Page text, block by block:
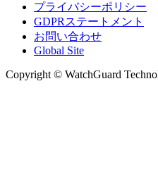
プライバシーポリシー
GDPRステートメント
お問い合わせ
Global Site
Copyright © WatchGuard